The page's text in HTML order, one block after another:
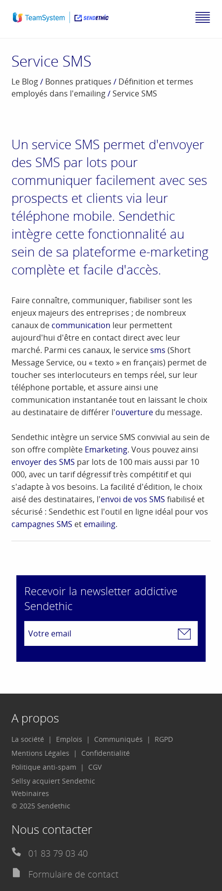
Service SMS
Le Blog/ Bonnes pratiques / Définition et termes
employés dans l'emailing/ Service SMS
Un service SMS permet d'envoyer
des SMS par lots pour
communiquer facilement avec ses
prospects et clients via leur
téléphone mobile. Sendethic
intègre cette fonctionnalité au
sein de sa plateforme e-marketing
complète et facile d'accès.
Faire connaître, communiquer, fiabiliser sont les
enjeux majeurs des entreprises ; de nombreux
canaux de communication leur permettent
aujourd'hui d'être en contact direct avec leur
marché. Parmi ces canaux, le servicesms (Short
Message Service, ou « texto » en français) permet de
toucher ses interlocuteurs en temps réel, sur leur
téléphone portable, et assure ainsi une
communication instantanée tout en laissant le choix
au destinataire de différer l'ouverture du message.
Sendethic intègre un service SMS convivial au sein de
son offre complète Emarketing. Vous pouvez ainsi
envoyer des SMS par lots de 100 mais aussi par 10
000, avec un tarif dégressif très compétitif et qui
s'adapte à vos besoins. La facilité d'édition, le choix
aisé des destinataires, l'envoi de vos SMS fiabilisé et
sécurisé : Sendethic est l'outil en ligne idéal pour vos
campagnes SMS et emailing.
Recevoir la newsletter addictive
Sendethic
A propos
La société Emplois Communiqués
RGPD
Mentions Légales
Confidentialité
Politique anti-spam
CGV
Sellsy acquiert Sendethic
Webinaires
© 2025 Sendethic
Nous contacter
01 83 79 03 40
Formulaire de contact